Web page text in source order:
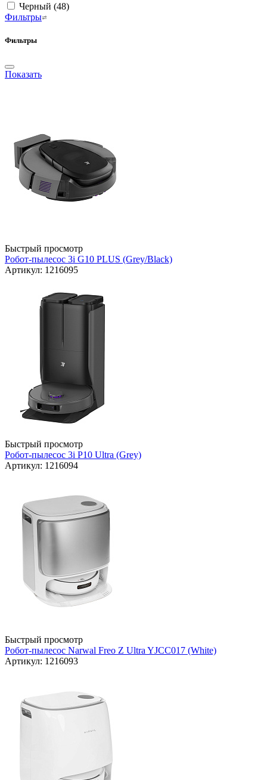
Черный (48)
Фильтры
Фильтры
Показать
Быстрый просмотр
Робот-пылесос 3i G10 PLUS (Grey/Black)
Артикул: 1216095
Быстрый просмотр
Робот-пылесос 3i P10 Ultra (Grey)
Артикул: 1216094
Быстрый просмотр
Робот-пылесос Narwal Freo Z Ultra YJCC017 (White)
Артикул: 1216093